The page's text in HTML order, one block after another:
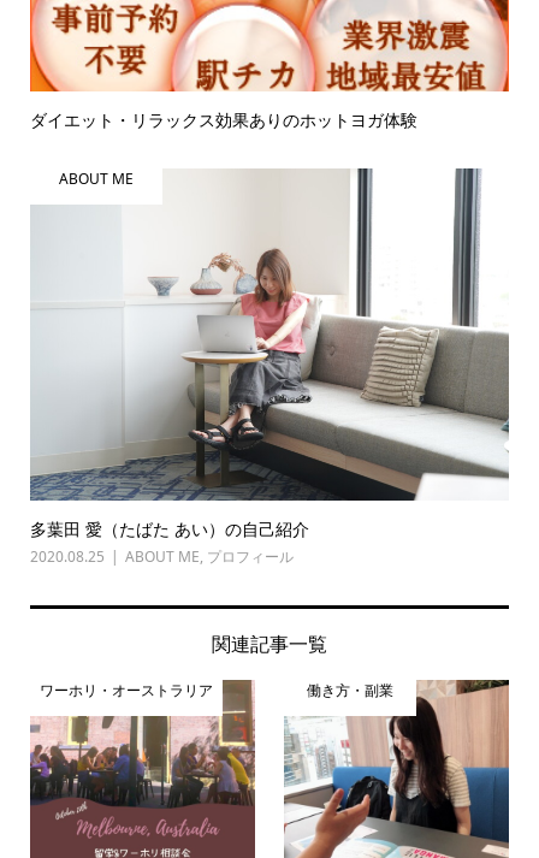
ダイエット・リラックス効果ありのホットヨガ体験
ABOUT ME
多葉田 愛（たばた あい）の自己紹介
2020.08.25 ABOUT ME, プロフィール
関連記事一覧
ワーホリ・オーストラリア 働き方・副業